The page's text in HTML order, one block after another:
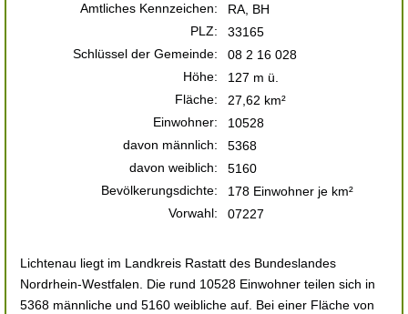
Amtliches Kennzeichen:
RA, BH
PLZ:
33165
Schlüssel der Gemeinde:
08 2 16 028
Höhe:
127 m ü.
Fläche:
27,62 km²
Einwohner:
10528
davon männlich:
5368
davon weiblich:
5160
Bevölkerungsdichte:
178 Einwohner je km²
Vorwahl:
07227
Lichtenau liegt im Landkreis Rastatt des Bundeslandes
Nordrhein-Westfalen. Die rund 10528 Einwohner teilen sich in
5368 männliche und 5160 weibliche auf. Bei einer Fläche von